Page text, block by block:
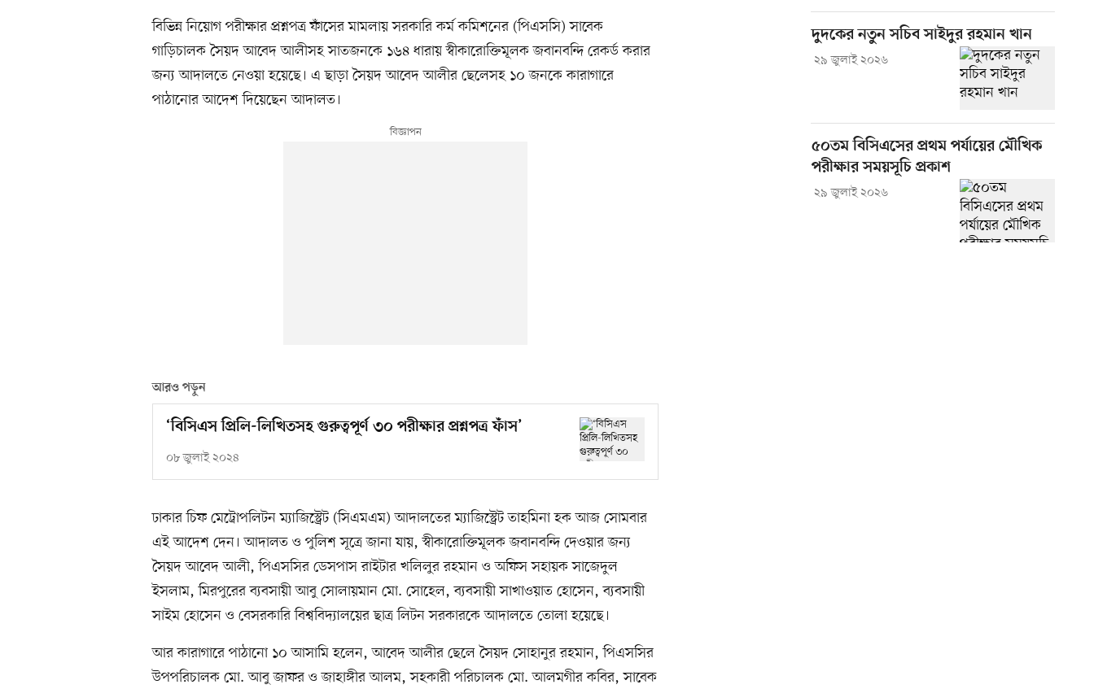
বিভিন্ন নিয়োগ পরীক্ষার প্রশ্নপত্র ফাঁসের মামলায় সরকারি কর্ম কমিশনের (পিএসসি) সাবেক
গাড়িচালক সৈয়দ আবেদ আলীসহ সাতজনকে ১৬৪ ধারায় স্বীকারোক্তিমূলক জবানবন্দি রেকর্ড করার
জন্য আদালতে নেওয়া হয়েছে। এ ছাড়া সৈয়দ আবেদ আলীর ছেলেসহ ১০ জনকে কারাগারে
পাঠানোর আদেশ দিয়েছেন আদালত।
আরও পড়ুন
‘বিসিএস প্রিলি-লিখিতসহ গুরুত্বপূর্ণ ৩০ পরীক্ষার প্রশ্নপত্র ফাঁস’
০৮ জুলাই ২০২৪
ঢাকার চিফ মেট্রোপলিটন ম্যাজিস্ট্রেট (সিএমএম) আদালতের ম্যাজিস্ট্রেট তাহমিনা হক আজ সোমবার
এই আদেশ দেন। আদালত ও পুলিশ সূত্রে জানা যায়, স্বীকারোক্তিমূলক জবানবন্দি দেওয়ার জন্য
সৈয়দ আবেদ আলী, পিএসসির ডেসপাস রাইটার খলিলুর রহমান ও অফিস সহায়ক সাজেদুল
ইসলাম, মিরপুরের ব্যবসায়ী আবু সোলায়মান মো. সোহেল, ব্যবসায়ী সাখাওয়াত হোসেন, ব্যবসায়ী
সাইম হোসেন ও বেসরকারি বিশ্ববিদ্যালয়ের ছাত্র লিটন সরকারকে আদালতে তোলা হয়েছে।
আর কারাগারে পাঠানো ১০ আসামি হলেন, আবেদ আলীর ছেলে সৈয়দ সোহানুর রহমান, পিএসসির
উপপরিচালক মো. আবু জাফর ও জাহাঙ্গীর আলম, সহকারী পরিচালক মো. আলমগীর কবির, সাবেক
দুদকের নতুন সচিব সাইদুর রহমান খান
২৯ জুলাই ২০২৬
৫০তম বিসিএসের প্রথম পর্যায়ের মৌখিক
পরীক্ষার সময়সূচি প্রকাশ
২৯ জুলাই ২০২৬